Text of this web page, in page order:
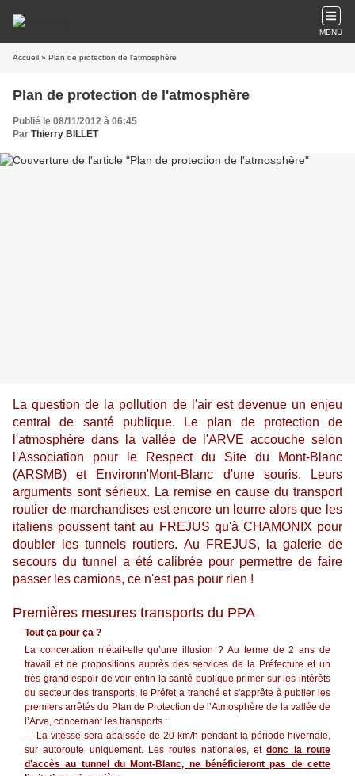
MENU
Accueil » Plan de protection de l'atmosphère
Plan de protection de l'atmosphère
Publié le 08/11/2012 à 06:45
Par Thierry BILLET
La question de la pollution de l'air est devenue un enjeu
central de santé publique. Le plan de protection de
l'atmosphère dans la vallée de l'ARVE accouche selon
l'Association pour le Respect du Site du Mont-Blanc
(ARSMB) et Environn'Mont-Blanc d'une souris. Leurs
arguments sont sérieux. La remise en cause du transport
routier de marchandises est encore un leurre alors que les
italiens poussent tant au FREJUS qu'à CHAMONIX pour
doubler les tunnels routiers. Au FREJUS, la galerie de
secours du tunnel a été calibrée pour permettre de faire
passer les camions, ce n'est pas pour rien !
Premières mesures transports du PPA
Tout ça pour ça ?
La concertation n’était-elle qu’une illusion ? Au terme de 2 ans de
travail et de propositions auprès des services de la Préfecture et un
très grand espoir de voir enfin la santé publique primer sur les intérêts
du secteur des transports, le Préfet a tranché et s'apprête à publier les
premiers arrêtés du Plan de Protection de l’Atmosphère de la vallée de
l’Arve, concernant les transports :
– La vitesse sera abaissée de 20 km/h pendant la période hivernale,
sur autoroute uniquement. Les routes nationales, etdonc la route
d’accès au tunnel du Mont-Blanc, ne bénéficieront pas de cette